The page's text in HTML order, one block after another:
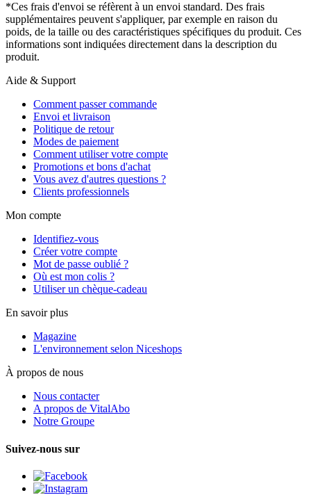
*Ces frais d'envoi se réfèrent à un envoi standard. Des frais
supplémentaires peuvent s'appliquer, par exemple en raison du
poids, de la taille ou des caractéristiques spécifiques du produit. Ces
informations sont indiquées directement dans la description du
produit.
Aide & Support
Comment passer commande
Envoi et livraison
Politique de retour
Modes de paiement
Comment utiliser votre compte
Promotions et bons d'achat
Vous avez d'autres questions ?
Clients professionnels
Mon compte
Identifiez-vous
Créer votre compte
Mot de passe oublié ?
Où est mon colis ?
Utiliser un chèque-cadeau
En savoir plus
Magazine
L'environnement selon Niceshops
À propos de nous
Nous contacter
A propos de VitalAbo
Notre Groupe
Suivez-nous sur